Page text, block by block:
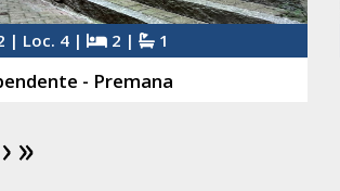
| Loc. 4 | 2 | 1
- Premana